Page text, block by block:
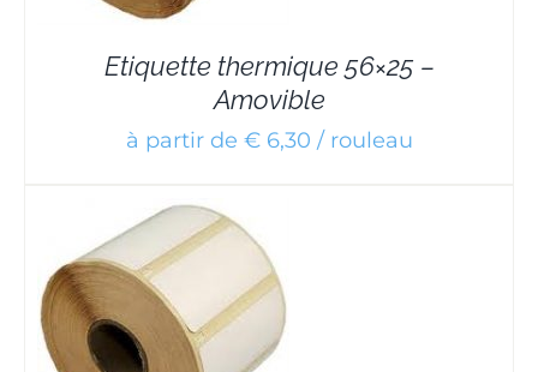
Etiquette thermique 56×25 –
Amovible
à partir de € 6,30 / rouleau